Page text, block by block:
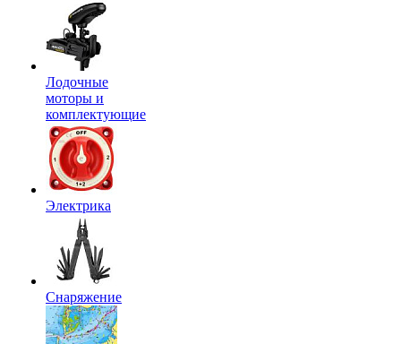
Лодочные
моторы и
комплектующие
Электрика
Снаряжение